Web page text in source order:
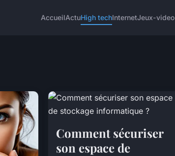
AccueilActuHigh techInternetJeux-video
Comment sécuriser
son espace de